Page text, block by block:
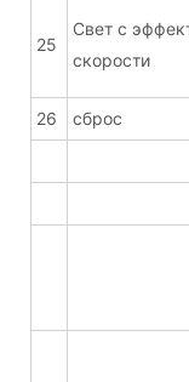
25
Свет с
скорости
26 сброс